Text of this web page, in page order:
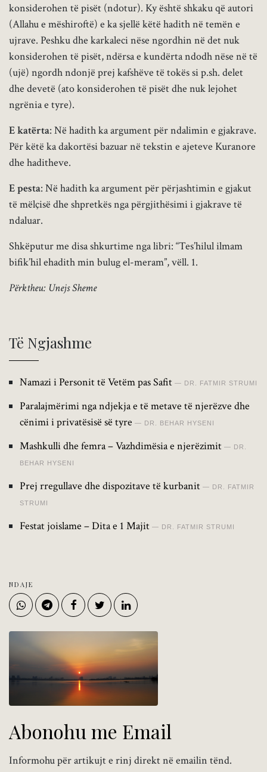
konsiderohen të pisët (ndotur). Ky është shkaku që autori
(Allahu e mëshiroftë) e ka sjellë këtë hadith në temën e
ujrave. Peshku dhe karkaleci nëse ngordhin në det nuk
konsiderohen të pisët, ndërsa e kundërta ndodh nëse në të
(ujë) ngordh ndonjë prej kafshëve të tokës si p.sh. delet
dhe devetë (ato konsiderohen të pisët dhe nuk lejohet
ngrënia e tyre).
E katërta: Në hadith ka argument për ndalimin e gjakrave.
Për këtë ka dakortësi bazuar në tekstin e ajeteve Kuranore
dhe haditheve.
E pesta: Në hadith ka argument për përjashtimin e gjakut
të mëlçisë dhe shpretkës nga përgjithësimi i gjakrave të
ndaluar.
Shkëputur me disa shkurtime nga libri: “Tes’hilul ilmam
bifik’hil ehadith min bulug el-meram”, vëll. 1.
Përktheu: Unejs Sheme
Të Ngjashme
Namazi i Personit të Vetëm pas Safit DR. FATMIR STRUMI
Paralajmërimi nga ndjekja e të metave të njerëzve dhe
cënimi i privatësisë së tyre
DR. BEHAR HYSENI
Mashkulli dhe femra – Vazhdimësia e njerëzimit DR.
BEHAR HYSENI
Prej rregullave dhe dispozitave të kurbanit DR. FATMIR
STRUMI
Festat joislame – Dita e 1 Majit DR. FATMIR STRUMI
NDAJE
Abonohu me Email
Informohu për artikujt e rinj direkt në emailin tënd.